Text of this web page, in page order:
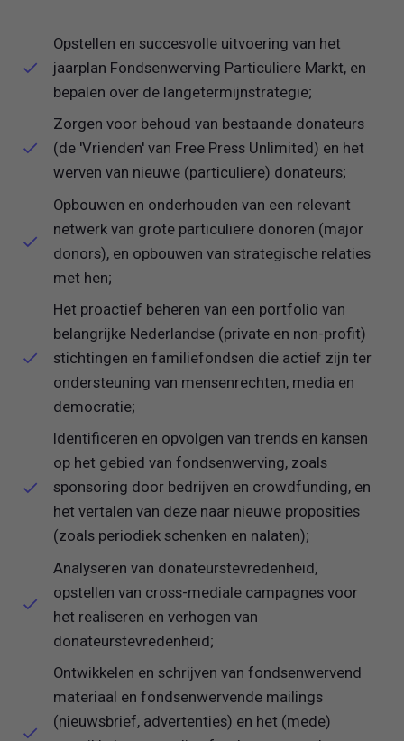
Opstellen en succesvolle uitvoering van het
jaarplan Fondsenwerving Particuliere Markt, en
bepalen over de langetermijnstrategie;
Zorgen voor behoud van bestaande donateurs
(de 'Vrienden' van Free Press Unlimited) en het
werven van nieuwe (particuliere) donateurs;
Opbouwen en onderhouden van een relevant
netwerk van grote particuliere donoren (major
donors), en opbouwen van strategische relaties
met hen;
Het proactief beheren van een portfolio van
belangrijke Nederlandse (private en non-profit)
stichtingen en familiefondsen die actief zijn ter
ondersteuning van mensenrechten, media en
democratie;
Identificeren en opvolgen van trends en kansen
op het gebied van fondsenwerving, zoals
sponsoring door bedrijven en crowdfunding, en
het vertalen van deze naar nieuwe proposities
(zoals periodiek schenken en nalaten);
Analyseren van donateurstevredenheid,
opstellen van cross-mediale campagnes voor
het realiseren en verhogen van
donateurstevredenheid;
Ontwikkelen en schrijven van fondsenwervend
materiaal en fondsenwervende mailings
(nieuwsbrief, advertenties) en het (mede)